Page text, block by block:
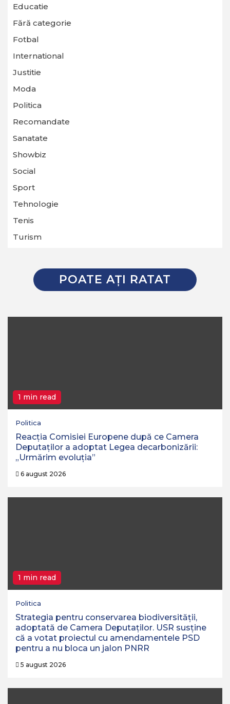
Educatie
Fără categorie
Fotbal
International
Justitie
Moda
Politica
Recomandate
Sanatate
Showbiz
Social
Sport
Tehnologie
Tenis
Turism
POATE AŢI RATAT
1 min read
Politica
Reacția Comisiei Europene după ce Camera
Deputaților a adoptat Legea decarbonizării:
„Urmărim evoluția”
6 august 2026
1 min read
Politica
Strategia pentru conservarea biodiversităţii,
adoptată de Camera Deputaţilor. USR susține
că a votat proiectul cu amendamentele PSD
pentru a nu bloca un jalon PNRR
5 august 2026